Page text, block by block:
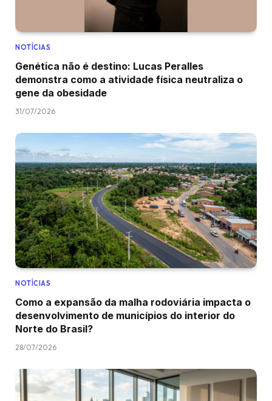
NOTÍCIAS
Genética não é destino: Lucas Peralles
demonstra como a atividade física neutraliza o
gene da obesidade
31/07/2026
NOTÍCIAS
Como a expansão da malha rodoviária impacta o
desenvolvimento de municípios do interior do
Norte do Brasil?
28/07/2026